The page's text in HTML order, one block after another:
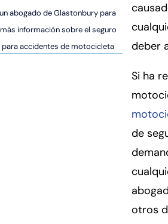
abogado de Glastonbury para
información sobre el seguro
para accidentes de motocicleta
deber
Si ha
de
otros